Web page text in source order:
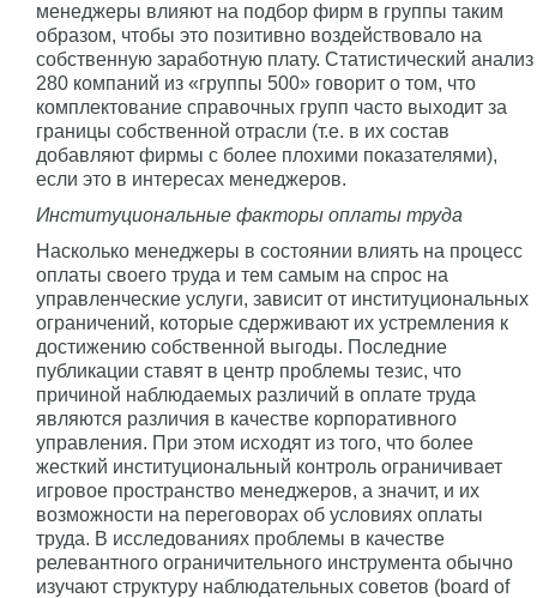
менеджеры влияют на подбор фирм в группы таким
образом, чтобы это позитивно воздействовало на
собственную заработную плату. Статистический анализ
280 компаний из «группы 500» говорит о том, что
комплектование справочных групп часто выходит за
границы собственной отрасли (т.е. в их состав
добавляют фирмы с более плохими показателями),
если это в интересах менеджеров.
Институциональные факторы оплаты труда
Насколько менеджеры в состоянии влиять на процесс
оплаты своего труда и тем самым на спрос на
управленческие услуги, зависит от институциональных
ограничений, которые сдерживают их устремления к
достижению собственной выгоды. Последние
публикации ставят в центр проблемы тезис, что
причиной наблюдаемых различий в оплате труда
являются различия в качестве корпоративного
управления. При этом исходят из того, что более
жесткий институциональный контроль ограничивает
игровое пространство менеджеров, а значит, и их
возможности на переговорах об условиях оплаты
труда. В исследованиях проблемы в качестве
релевантного ограничительного инструмента обычно
изучают структуру наблюдательных советов (board of